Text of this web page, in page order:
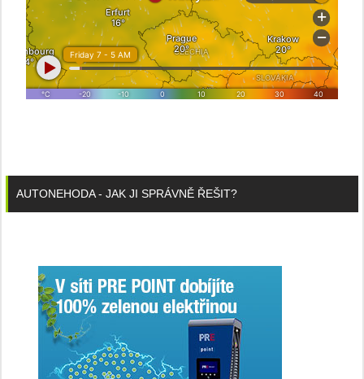
AUTONEHODA - JAK JI SPRÁVNĚ ŘEŠIT?